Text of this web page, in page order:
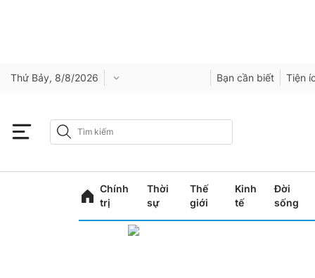
Thứ Bảy, 8/8/2026 Bạn cần biết Tiện
Chính
trị
Thời
sự
Thế
giới
Kinh
tế
Đời
sống